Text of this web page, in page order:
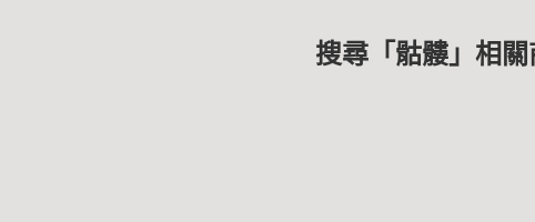
搜尋「骷髏」相關